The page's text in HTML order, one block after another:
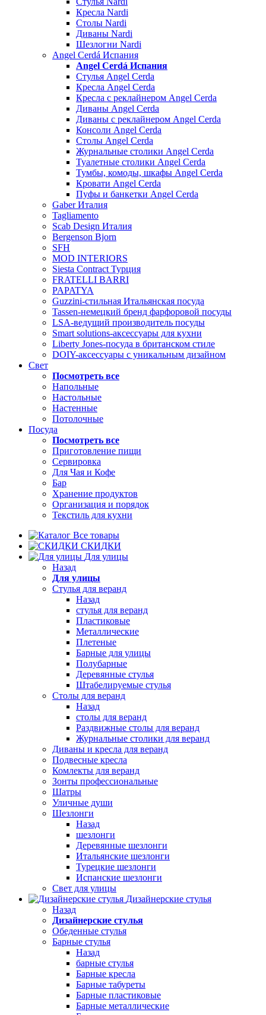
Кресла Nardi
Столы Nardi
Диваны Nardi
Шезлогни Nardi
Angel Cerdá Испания
Angel Cerdá Испания
Стулья Angel Cerda
Кресла Angel Cerda
Кресла с реклайнером Angel Cerda
Диваны Angel Cerda
Диваны с реклайнером Angel Cerda
Консоли Angel Cerda
Столы Angel Cerda
Журнальные столики Angel Cerda
Туалетные столики Angel Cerda
Тумбы, комоды, шкафы Angel Cerda
Кровати Angel Cerda
Пуфы и банкетки Angel Cerda
Gaber Италия
Tagliamento
Scab Design Италия
Bergenson Bjorn
SFH
MOD INTERIORS
Siesta Contract Турция
FRATELLI BARRI
PAPATYA
Guzzini-стильная Итальянская посуда
Tassen-немецкий бренд фарфоровой посуды
LSA-ведущий производитель посуды
Smart solutions-аксессуары для кухни
Liberty Jones-посуда в британском стиле
DOIY-аксессуары с уникальным дизайном
Свет
Посмотреть все
Напольные
Настольные
Настенные
Потолочные
Посуда
Посмотреть все
Приготовление пищи
Сервировка
Для Чая и Кофе
Бар
Хранение продуктов
Организация и порядок
Текстиль для кухни
Все товары
СКИДКИ
Для улицы
Назад
Для улицы
Стулья для веранд
Назад
стулья для веранд
Пластиковые
Металлические
Плетеные
Барные для улицы
Полубарные
Деревянные стулья
Штабелируемые стулья
Столы для веранд
Назад
столы для веранд
Раздвижные столы для веранд
Журнальные столики для веранд
Диваны и кресла для веранд
Подвесные кресла
Комлекты для веранд
Зонты профессиональные
Шатры
Уличные души
Шезлонги
Назад
шезлонги
Деревянные шезлонги
Итальянские шезлонги
Турецкие шезлонги
Испанские шезлонги
Свет для улицы
Дизайнерские стулья
Назад
Дизайнерские стулья
Обеденные стулья
Барные стулья
Назад
барные стулья
Барные кресла
Барные табуреты
Барные пластиковые
Барные металлические